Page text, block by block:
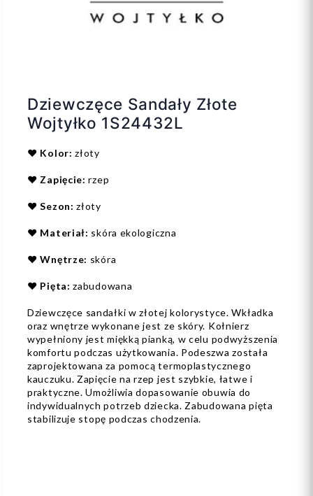
Dziewczęce Sandały Złote
Wojtyłko 1S24432L
❤️ Kolor: złoty
❤️ Zapięcie: rzep
❤️Sezon: złoty
❤️ Materiał: skóra ekologiczna
❤️Wnętrze: skóra
❤️ Pięta: zabudowana
Dziewczęce sandałki w złotej kolorystyce. Wkładka
oraz wnętrze wykonane jest ze skóry. Kołnierz
wypełniony jest miękką pianką, w celu podwyższenia
komfortu podczas użytkowania. Podeszwa została
zaprojektowana za pomocą termoplastycznego
kauczuku. Zapięcie na rzep jest szybkie, łatwe i
praktyczne. Umożliwia dopasowanie obuwia do
indywidualnych potrzeb dziecka. Zabudowana pięta
stabilizuje stopę podczas chodzenia.